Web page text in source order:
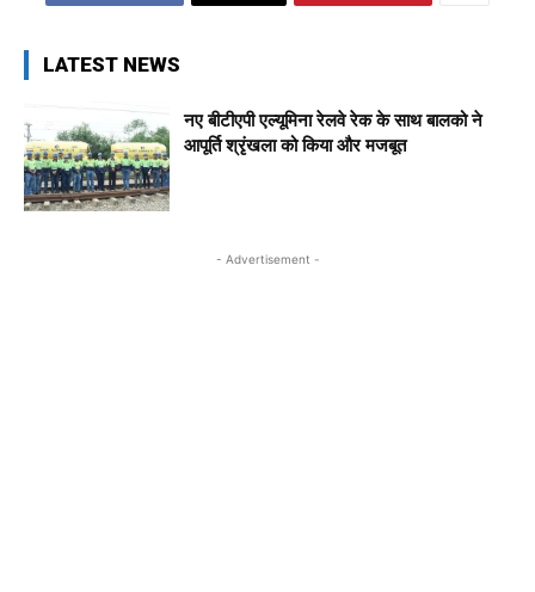
LATEST NEWS
नए बीटीएपी एल्यूमिना रेलवे रेक के साथ बालको ने
आपूर्ति श्रृंखला को किया और मजबूत
- Advertisement -